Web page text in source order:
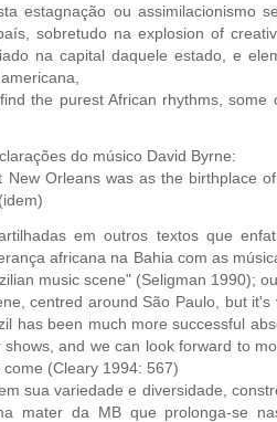
estagnação ou assimilacionismo
sobretudo na explosion of
na capital daquele estado, e
the purest African rhythms,
do músico David Byrne:
New Orleans was as the birthplace
em outros textos que
africana na Bahia com as
music scene" (Seligman 1990);
centred around São Paulo, but
has been much more successful
and we can look forward to
(Cleary 1994: 567)
sua variedade e diversidade,
mater da MB que prolonga-se